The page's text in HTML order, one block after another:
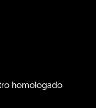
homologado